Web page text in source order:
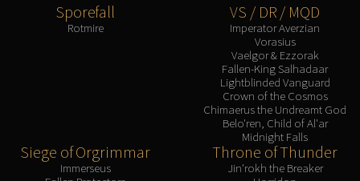
Sporefall
Rotmire
VS / DR / MQD
Imperator Averzian
Vorasius
Vaelgor & Ezzorak
Fallen-King Salhadaar
Lightblinded Vanguard
Crown of the Cosmos
Chimaerus the Undreamt God
Belo'ren, Child of Al'ar
Midnight Falls
Siege of Orgrimmar
Immerseus
Throne of Thunder
Jin'rokh the Breaker